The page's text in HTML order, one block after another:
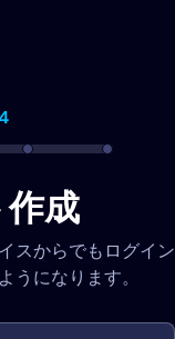
成
スからでもログイン
うになります。